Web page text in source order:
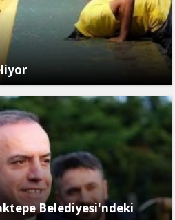
Belediyesi'ndeki